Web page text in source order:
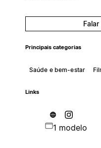
Principais categorias
Saúde e bem-estar
Links
1 modelo